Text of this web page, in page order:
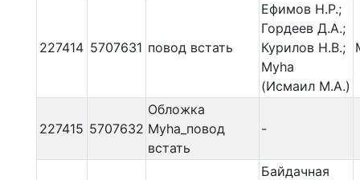
227414 5707631 повод встать
Ефимов Н.Р.;
Гордеев Д.А.;
Курилов Н.В.;
Myha
(Исмаил М.А.)
227415 5707632
Обложка
Myha_повод
встать
-
Байдачная